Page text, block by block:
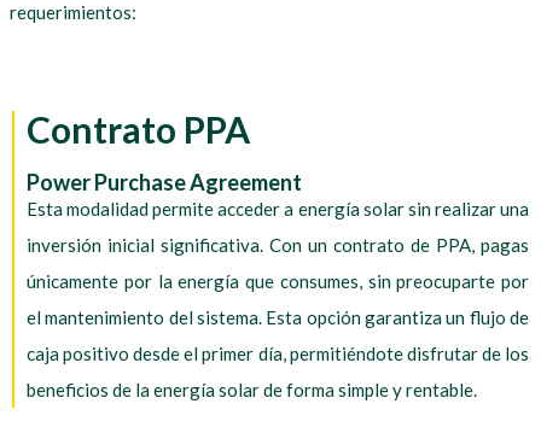
requerimientos:
Contrato PPA
Power Purchase Agreement
Esta modalidad permite acceder a energía solar sin realizar una
inversión inicial significativa. Con un contrato de PPA, pagas
únicamente por la energía que consumes, sin preocuparte por
el mantenimiento del sistema. Esta opción garantiza un flujo de
caja positivo desde el primer día, permitiéndote disfrutar de los
beneficios de la energía solar de forma simple y rentable.